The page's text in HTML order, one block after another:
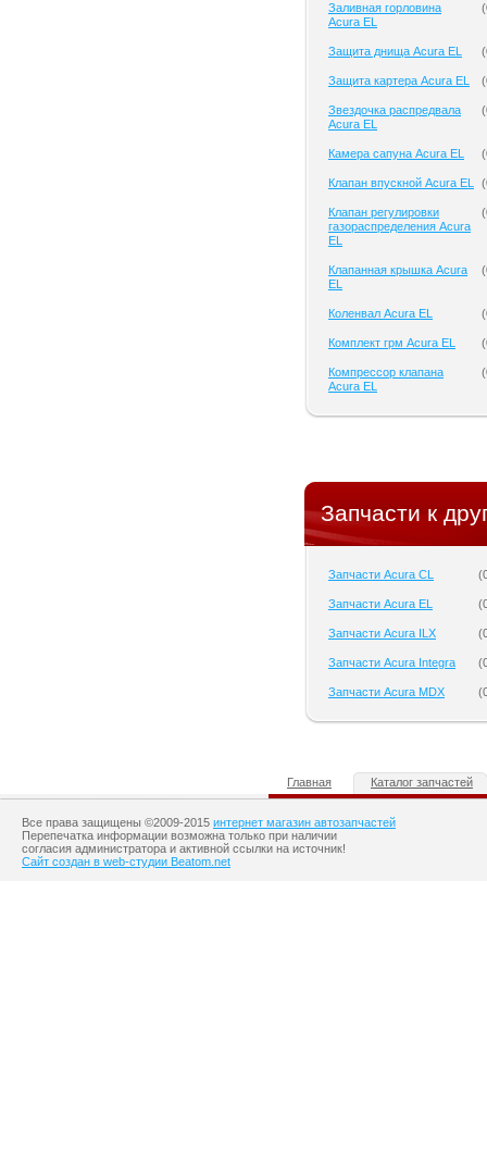
Заливная горловина
Acura EL
(
Защита днища Acura EL (
Защита картера Acura EL (
Звездочка распредвала
Acura EL
(
Камера сапуна Acura EL (
Клапан впускной Acura EL (
Клапан регулировки
газораспределения Acura
EL
(
Клапанная крышка Acura
EL
(
Коленвал Acura EL (
Комплект грм Acura EL (
Компрессор клапана
Acura EL
(
Запчасти к
Запчасти Acura CL (
Запчасти Acura EL (
Запчасти Acura ILX (
Запчасти Acura Integra (
Запчасти Acura MDX (
Главная Каталог запчастей
Все права защищены ©2009-2015 интернет магазин автозапчастей
Перепечатка информации возможна только при наличии
согласия администратора и активной ссылки на источник!
Сайт создан в web-студии Beatom.net